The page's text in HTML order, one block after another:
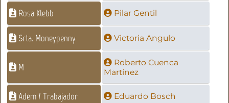
Rosa Klebb Pilar Gentil
Srta. Moneypenny Victoria Angulo
M
Roberto Cuenca
Martínez
Adem / Trabajador Eduardo Bosch